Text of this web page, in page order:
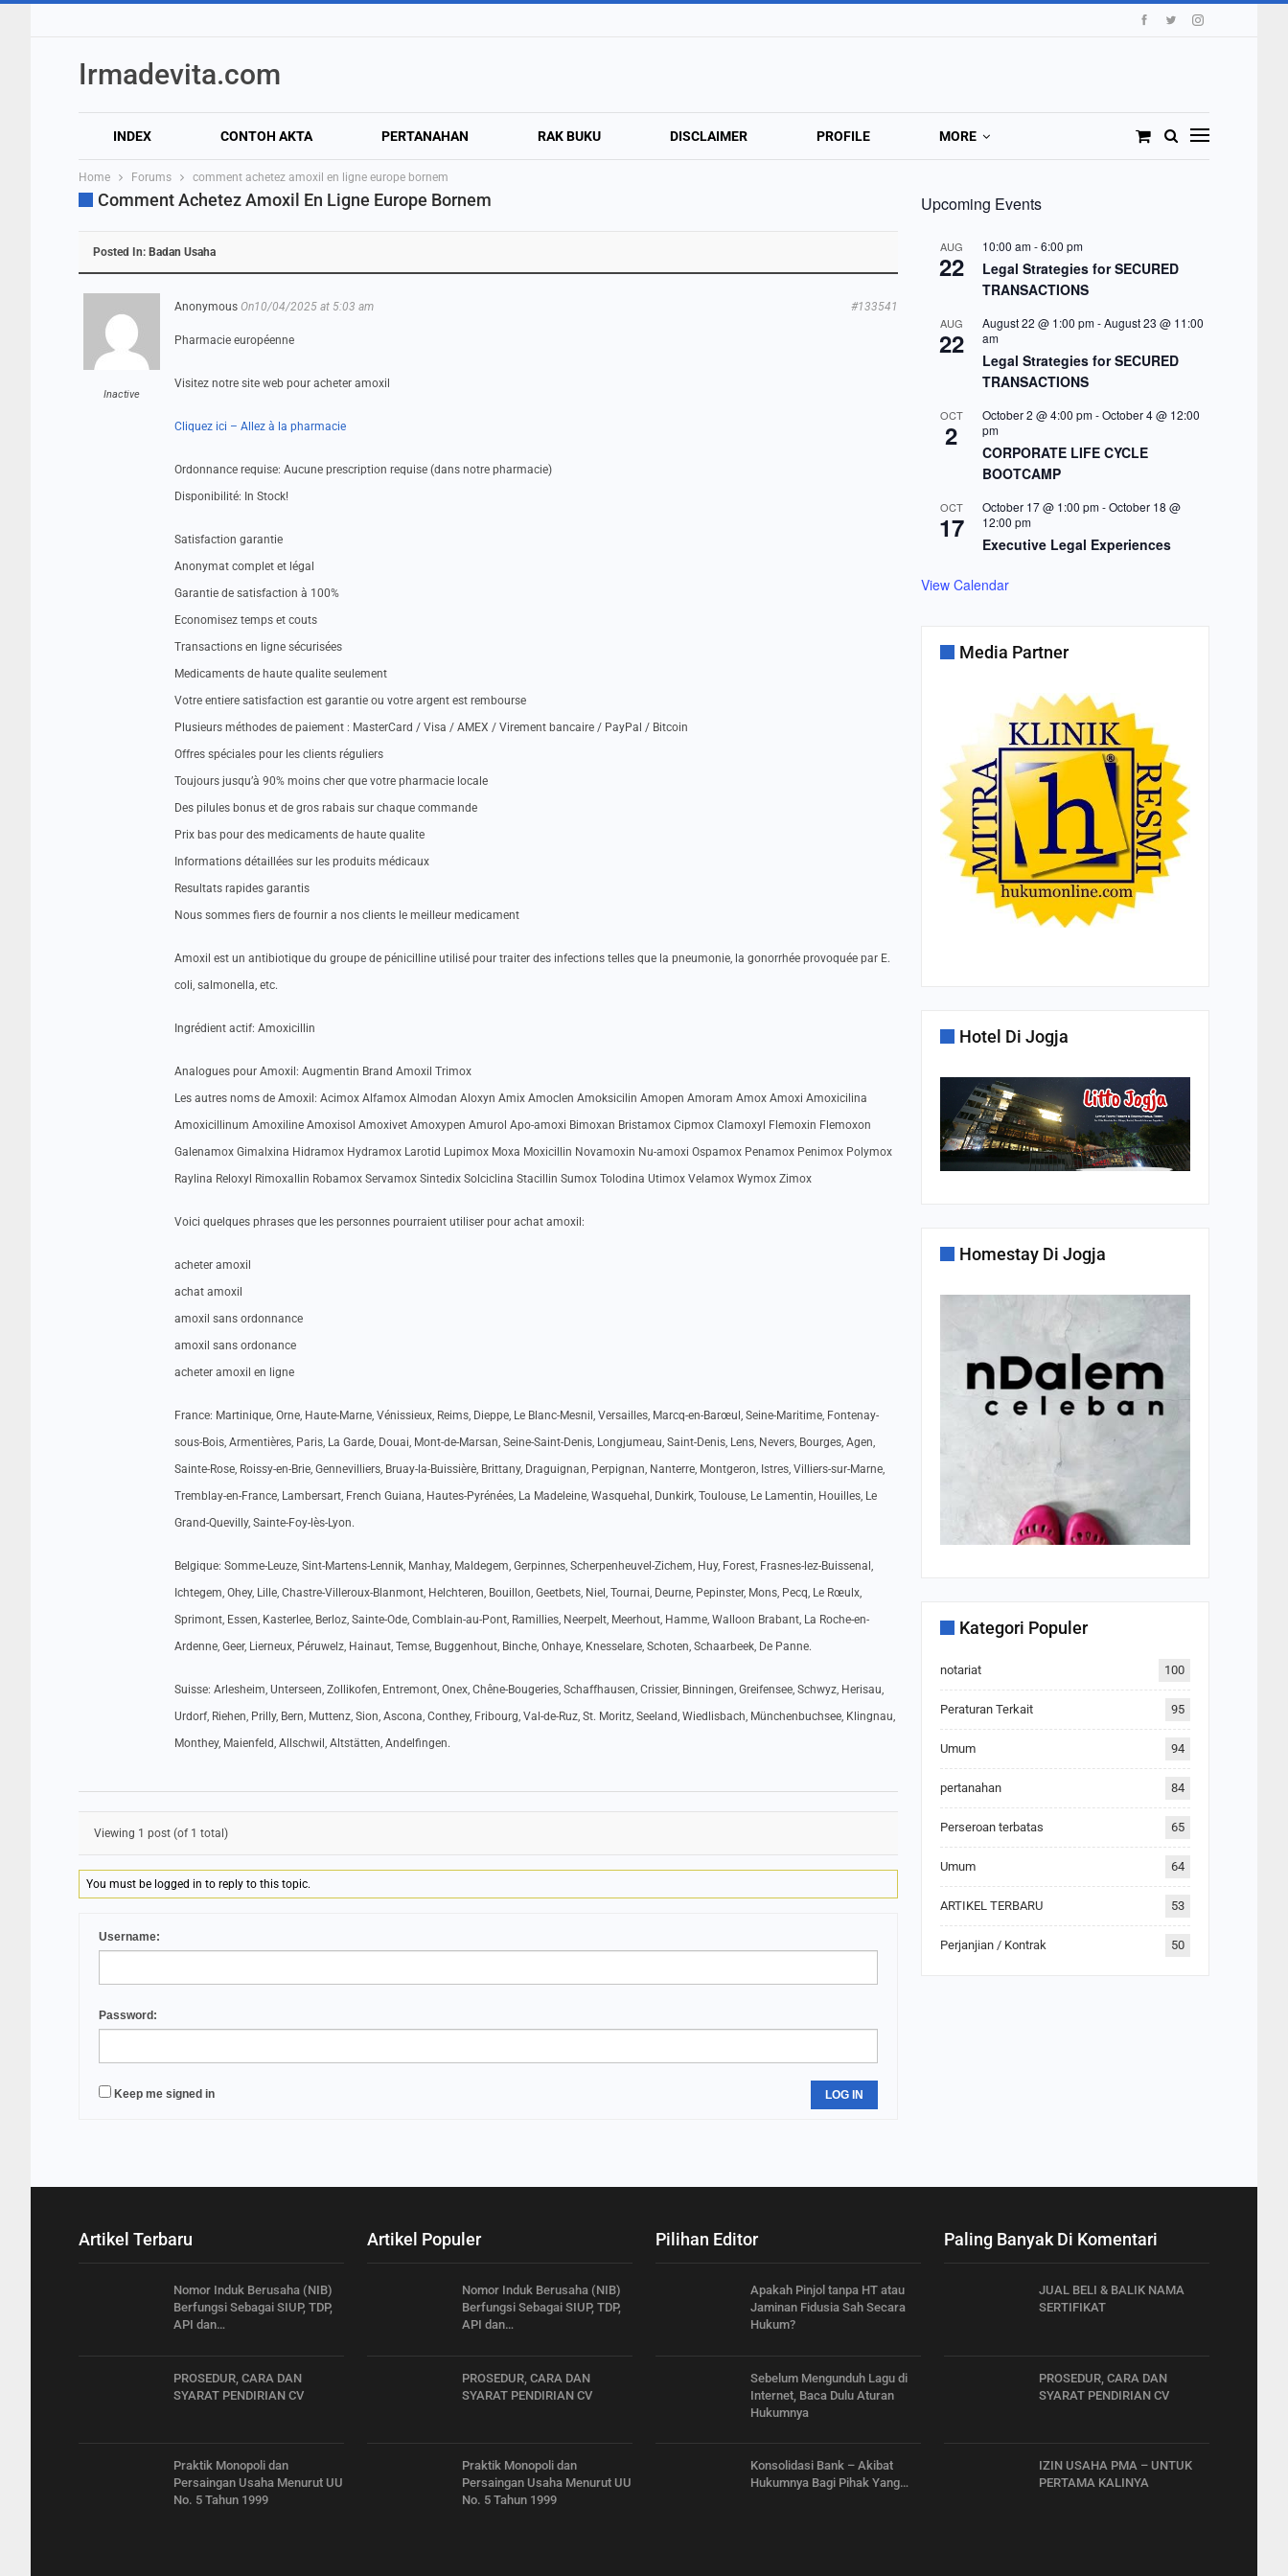
Irmadevita.com
INDEX CONTOH AKTA PERTANAHAN RAK BUKU DISCLAIMER PROFILE MORE
Home Forums comment achetez amoxil en ligne europe bornem
Comment Achetez Amoxil En Ligne Europe Bornem
Posted In: Badan Usaha
Inactive
Anonymous On10/04/2025 at 5:03 am #133541
Pharmacie européenne
Visitez notre site web pour acheter amoxil
Cliquez ici – Allez à la pharmacie
Ordonnance requise: Aucune prescription requise (dans notre pharmacie)
Disponibilité: In Stock!
Satisfaction garantie
Anonymat complet et légal
Garantie de satisfaction à 100%
Economisez temps et couts
Transactions en ligne sécurisées
Medicaments de haute qualite seulement
Votre entiere satisfaction est garantie ou votre argent est rembourse
Plusieurs méthodes de paiement : MasterCard / Visa / AMEX / Virement bancaire / PayPal / Bitcoin
Offres spéciales pour les clients réguliers
Toujours jusqu’à 90% moins cher que votre pharmacie locale
Des pilules bonus et de gros rabais sur chaque commande
Prix bas pour des medicaments de haute qualite
Informations détaillées sur les produits médicaux
Resultats rapides garantis
Nous sommes fiers de fournir a nos clients le meilleur medicament
Amoxil est un antibiotique du groupe de pénicilline utilisé pour traiter des infections telles que la pneumonie, la gonorrhée provoquée par E.
coli, salmonella, etc.
Ingrédient actif: Amoxicillin
Analogues pour Amoxil: Augmentin Brand Amoxil Trimox
Les autres noms de Amoxil: Acimox Alfamox Almodan Aloxyn Amix Amoclen Amoksicilin Amopen Amoram Amox Amoxi Amoxicilina
Amoxicillinum Amoxiline Amoxisol Amoxivet Amoxypen Amurol Apo-amoxi Bimoxan Bristamox Cipmox Clamoxyl Flemoxin Flemoxon
Galenamox Gimalxina Hidramox Hydramox Larotid Lupimox Moxa Moxicillin Novamoxin Nu-amoxi Ospamox Penamox Penimox Polymox
Raylina Reloxyl Rimoxallin Robamox Servamox Sintedix Solciclina Stacillin Sumox Tolodina Utimox Velamox Wymox Zimox
Voici quelques phrases que les personnes pourraient utiliser pour achat amoxil:
acheter amoxil
achat amoxil
amoxil sans ordonnance
amoxil sans ordonance
acheter amoxil en ligne
France: Martinique, Orne, Haute-Marne, Vénissieux, Reims, Dieppe, Le Blanc-Mesnil, Versailles, Marcq-en-Barœul, Seine-Maritime, Fontenay-
sous-Bois, Armentières, Paris, La Garde, Douai, Mont-de-Marsan, Seine-Saint-Denis, Longjumeau, Saint-Denis, Lens, Nevers, Bourges, Agen,
Sainte-Rose, Roissy-en-Brie, Gennevilliers, Bruay-la-Buissière, Brittany, Draguignan, Perpignan, Nanterre, Montgeron, Istres, Villiers-sur-Marne,
Tremblay-en-France, Lambersart, French Guiana, Hautes-Pyrénées, La Madeleine, Wasquehal, Dunkirk, Toulouse, Le Lamentin, Houilles, Le
Grand-Quevilly, Sainte-Foy-lès-Lyon.
Belgique: Somme-Leuze, Sint-Martens-Lennik, Manhay, Maldegem, Gerpinnes, Scherpenheuvel-Zichem, Huy, Forest, Frasnes-lez-Buissenal,
Ichtegem, Ohey, Lille, Chastre-Villeroux-Blanmont, Helchteren, Bouillon, Geetbets, Niel, Tournai, Deurne, Pepinster, Mons, Pecq, Le Rœulx,
Sprimont, Essen, Kasterlee, Berloz, Sainte-Ode, Comblain-au-Pont, Ramillies, Neerpelt, Meerhout, Hamme, Walloon Brabant, La Roche-en-
Ardenne, Geer, Lierneux, Péruwelz, Hainaut, Temse, Buggenhout, Binche, Onhaye, Knesselare, Schoten, Schaarbeek, De Panne.
Suisse: Arlesheim, Unterseen, Zollikofen, Entremont, Onex, Chêne-Bougeries, Schaffhausen, Crissier, Binningen, Greifensee, Schwyz, Herisau,
Urdorf, Riehen, Prilly, Bern, Muttenz, Sion, Ascona, Conthey, Fribourg, Val-de-Ruz, St. Moritz, Seeland, Wiedlisbach, Münchenbuchsee, Klingnau,
Monthey, Maienfeld, Allschwil, Altstätten, Andelfingen.
Viewing 1 post (of 1 total)
You must be logged in to reply to this topic.
Username:
Password:
Keep me signed in LOG IN
Upcoming Events
AUG
22
10:00 am-6:00 pm
Legal Strategies for SECURED
TRANSACTIONS
AUG
22
August 22 @ 1:00 pm-August 23 @ 11:00
am
Legal Strategies for SECURED
TRANSACTIONS
OCT
2
October 2 @ 4:00 pm-October 4 @ 12:00
pm
CORPORATE LIFE CYCLE
BOOTCAMP
OCT
17
October 17 @ 1:00 pm-October 18 @
12:00 pm
Executive Legal Experiences
View Calendar
Media Partner
Hotel Di Jogja
Homestay Di Jogja
Kategori Populer
notariat 100
Peraturan Terkait 95
Umum 94
pertanahan 84
Perseroan terbatas 65
Umum 64
ARTIKEL TERBARU 53
Perjanjian / Kontrak 50
Artikel Terbaru
Nomor Induk Berusaha (NIB)
Berfungsi Sebagai SIUP, TDP,
API dan…
PROSEDUR, CARA DAN
SYARAT PENDIRIAN CV
Praktik Monopoli dan
Persaingan Usaha Menurut UU
No. 5 Tahun 1999
Artikel Populer
Nomor Induk Berusaha (NIB)
Berfungsi Sebagai SIUP, TDP,
API dan…
PROSEDUR, CARA DAN
SYARAT PENDIRIAN CV
Praktik Monopoli dan
Persaingan Usaha Menurut UU
No. 5 Tahun 1999
Pilihan Editor
Apakah Pinjol tanpa HT atau
Jaminan Fidusia Sah Secara
Hukum?
Sebelum Mengunduh Lagu di
Internet, Baca Dulu Aturan
Hukumnya
Konsolidasi Bank – Akibat
Hukumnya Bagi Pihak Yang…
Paling Banyak Di Komentari
JUAL BELI & BALIK NAMA
SERTIFIKAT
PROSEDUR, CARA DAN
SYARAT PENDIRIAN CV
IZIN USAHA PMA – UNTUK
PERTAMA KALINYA